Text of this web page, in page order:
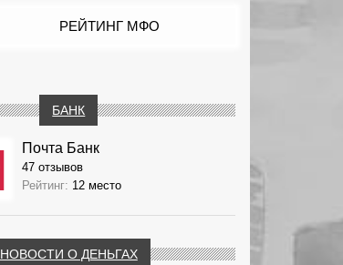
РЕЙТИНГ МФО
БАНК
Почта Банк
47 отзывов
Рейтинг: 12 место
НОВОСТИ О ДЕНЬГАХ